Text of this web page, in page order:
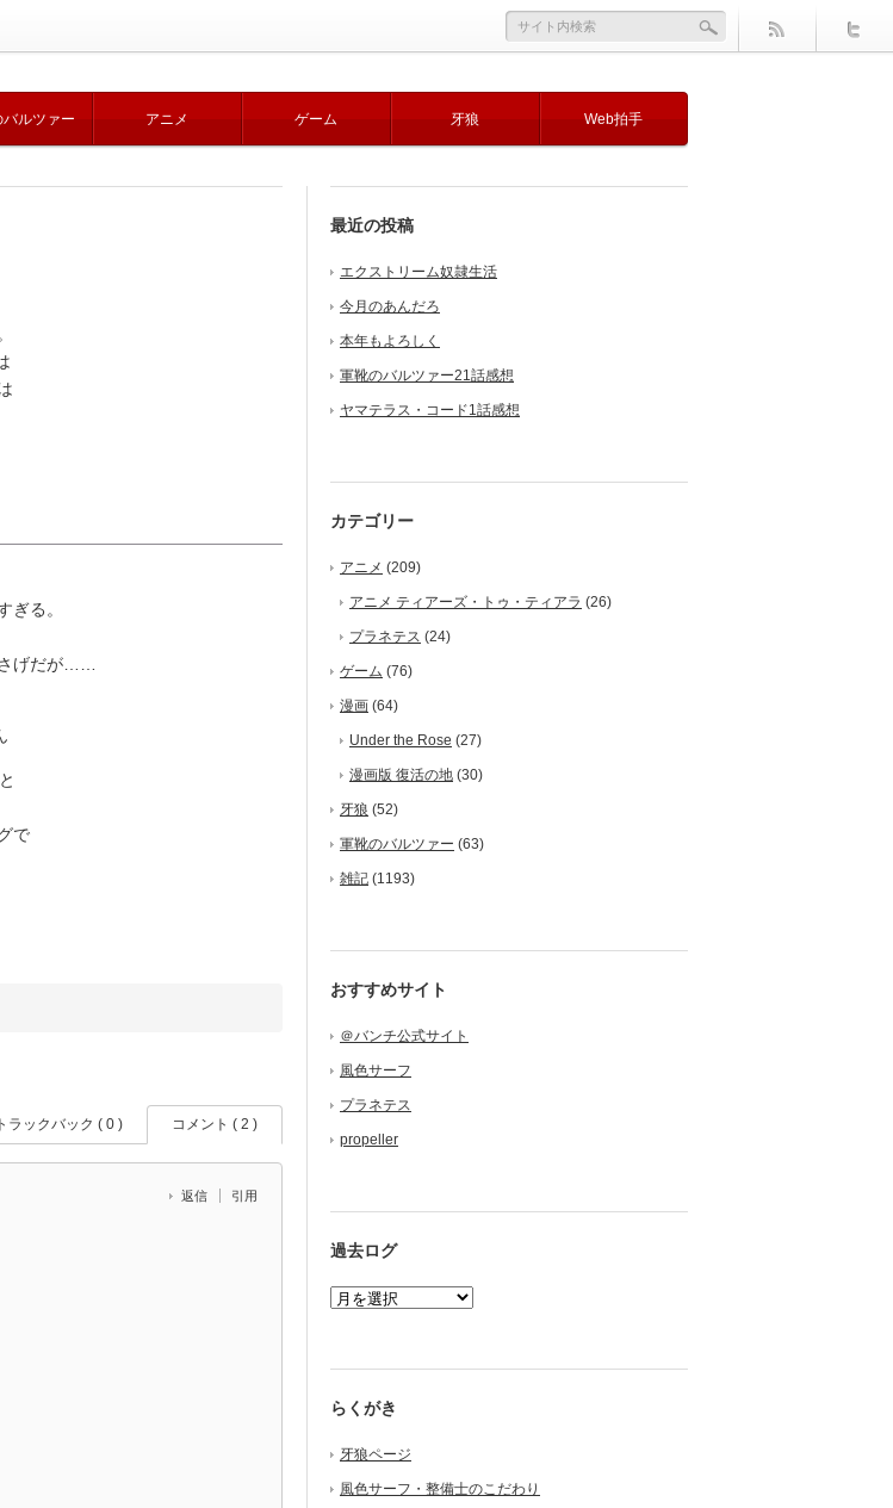
ルツァー アニメ ゲーム 牙狼 Web拍手
ぎる。
げだが……
で
トラックバック ( 0 ) コメント ( 2 )
返信 引用
最近の投稿
エクストリーム奴隷生活
今月のあんだろ
本年もよろしく
軍靴のバルツァー21話感想
ヤマテラス・コード1話感想
カテゴリー
アニメ (209)
アニメ ティアーズ・トゥ・ティアラ (26)
プラネテス (24)
ゲーム (76)
漫画 (64)
Under the Rose (27)
漫画版 復活の地 (30)
牙狼 (52)
軍靴のバルツァー (63)
雑記 (1193)
おすすめサイト
＠バンチ公式サイト
風色サーフ
プラネテス
propeller
過去ログ
らくがき
牙狼ページ
風色サーフ・整備士のこだわり